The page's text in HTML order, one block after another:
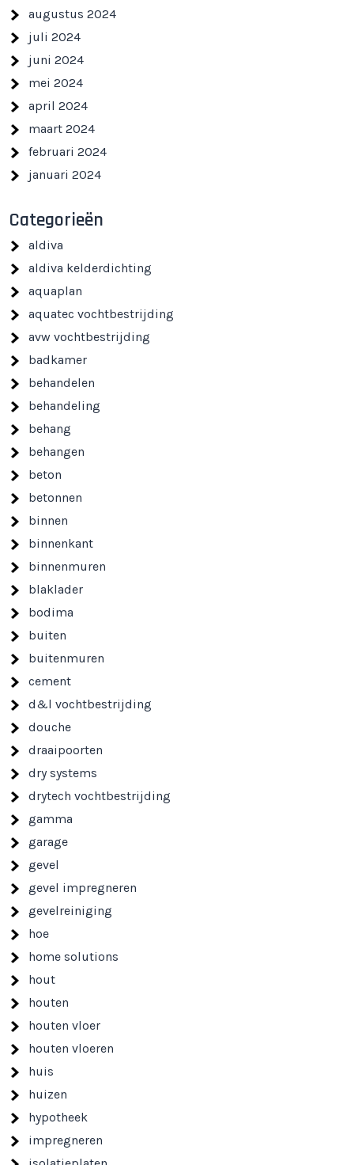
augustus 2024
juli 2024
juni 2024
mei 2024
april 2024
maart 2024
februari 2024
januari 2024
Categorieën
aldiva
aldiva kelderdichting
aquaplan
aquatec vochtbestrijding
avw vochtbestrijding
badkamer
behandelen
behandeling
behang
behangen
beton
betonnen
binnen
binnenkant
binnenmuren
blaklader
bodima
buiten
buitenmuren
cement
d&l vochtbestrijding
douche
draaipoorten
dry systems
drytech vochtbestrijding
gamma
garage
gevel
gevel impregneren
gevelreiniging
hoe
home solutions
hout
houten
houten vloer
houten vloeren
huis
huizen
hypotheek
impregneren